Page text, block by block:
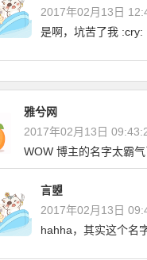
2017年02月13日
是啊，坑苦了我 :cry:
雅兮网
2017年02月13日
WOW 博主的名字太霸气
言曌
2017年02月13日
hahha，其实这个名